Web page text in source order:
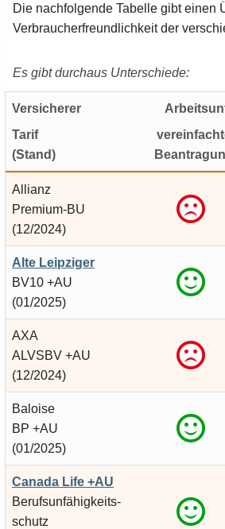
Die nachfolgende Tabelle gibt einen
Verbraucherfreundlichkeit der
Es gibt durchaus Unterschiede:
Versicherer
Tarif
(Stand)
Allianz
Premium-BU
(12/2024)
Alte Leipziger
BV10 +AU
(01/2025)
AXA
ALVSBV +AU
(12/2024)
Baloise
BP +AU
(01/2025)
Canada Life +AU
Berufsunfähigkeits­
schutz